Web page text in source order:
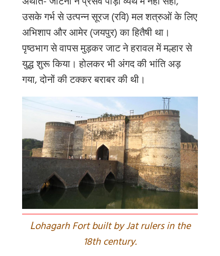
उसके गर्भ से उत्पन्न सूरज (रवि) मल शत्रुओं के लिए
अभिशाप और आमेर (जयपुर) का हितैषी था।
पृष्ठभाग से वापस मुड़कर जाट ने हरावल में मल्हार से
युद्ध शुरू किया। होलकर भी अंगद की भांति अड़
गया, दोनों की टक्कर बराबर की थी।
Lohagarh Fort built by Jat rulers in the
18th century.